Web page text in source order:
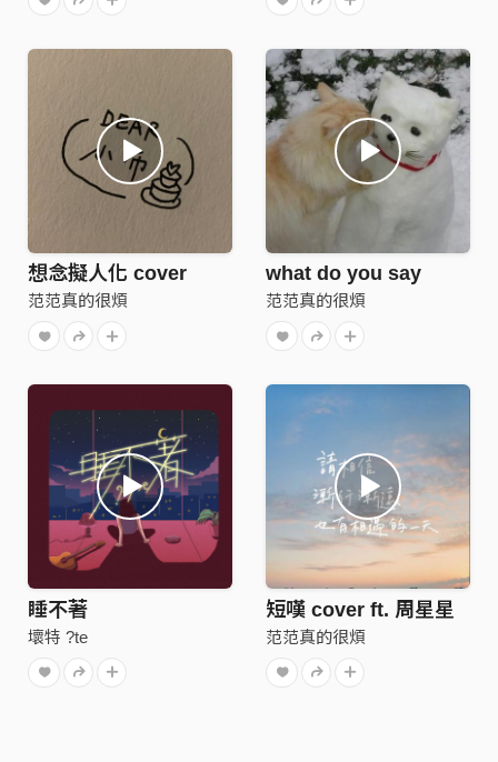
想念擬人化 cover
范范真的很煩
what do you say
范范真的很煩
睡不著
壞特 ?te
短嘆 cover ft. 周星星
范范真的很煩